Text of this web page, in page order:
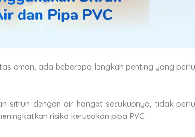
aman, ada beberapa langkah penting yang perlu
sitrun dengan air hangat secukupnya, tidak perlu
risiko kerusakan pipa PVC.